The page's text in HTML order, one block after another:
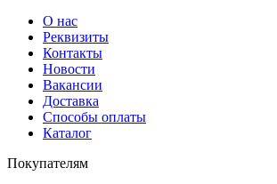
О нас
Реквизиты
Контакты
Новости
Вакансии
Доставка
Способы оплаты
Каталог
Покупателям